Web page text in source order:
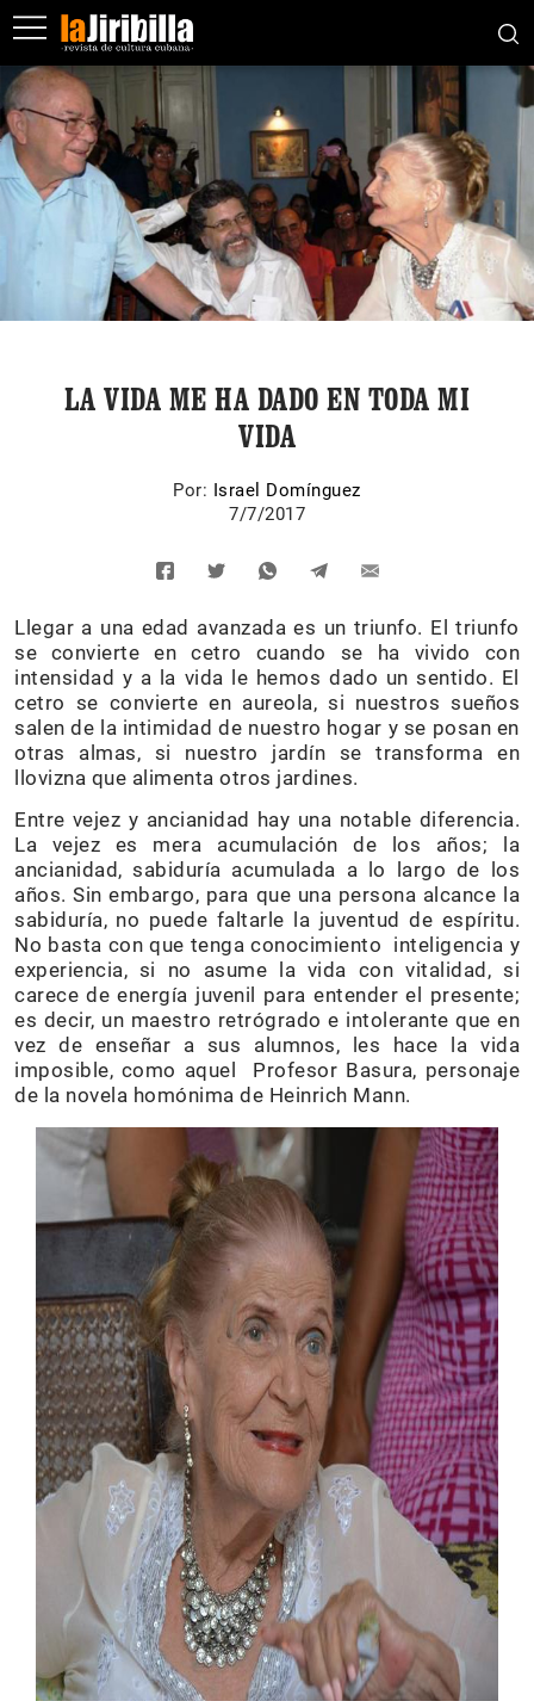
LA VIDA ME HA DADO EN TODA MI
VIDA
Por: Israel Domínguez
7/7/2017
Llegar a una edad avanzada es un triunfo. El triunfo
se convierte en cetro cuando se ha vivido con
intensidad y a la vida le hemos dado un sentido. El
cetro se convierte en aureola, si nuestros sueños
salen de la intimidad de nuestro hogar y se posan en
otras almas, si nuestro jardín se transforma en
llovizna que alimenta otros jardines.
Entre vejez y ancianidad hay una notable diferencia.
La vejez es mera acumulación de los años; la
ancianidad, sabiduría acumulada a lo largo de los
años. Sin embargo, para que una persona alcance la
sabiduría, no puede faltarle la juventud de espíritu.
No basta con que tenga conocimiento inteligencia y
experiencia, si no asume la vida con vitalidad, si
carece de energía juvenil para entender el presente;
es decir, un maestro retrógrado e intolerante que en
vez de enseñar a sus alumnos, les hace la vida
imposible, como aquel Profesor Basura, personaje
de la novela homónima de Heinrich Mann.